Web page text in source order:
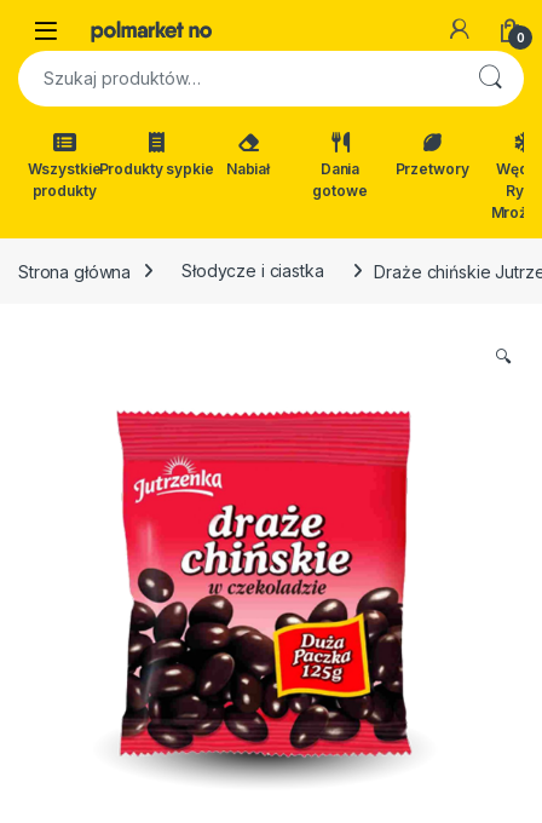
Open 0
Szukaj:
Wszystkie
produkty
Produkty sypkie Nabiał
Dania
gotowe
Przetwory
Ryby
Strona główna Słodycze i ciastka Draże chińskie
🔍